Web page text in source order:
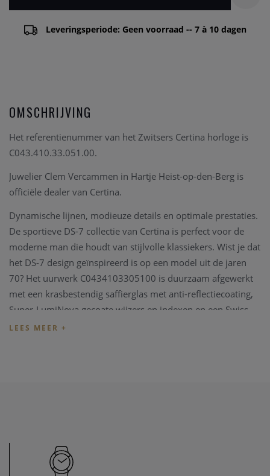
Leveringsperiode: Geen voorraad -- 7 à 10 dagen
OMSCHRIJVING
Het referentienummer van het Zwitsers Certina horloge is
C043.410.33.051.00.
Juwelier Clem Vercammen in Hartje Heist-op-den-Berg is
officiële dealer van Certina.
Dynamische lijnen, modieuze details en optimale prestaties.
De sportieve DS-7 collectie van Certina is perfect voor de
moderne man die houdt van stijlvolle klassiekers. Wist je dat
het DS-7 design geïnspireerd is op een model uit de jaren
70? Het uurwerk C0434103305100 is duurzaam afgewerkt
met een krasbestendig saffierglas met anti-reflectiecoating,
Super-LumiNova gecoate wijzers en indexen en een Swiss
Made kwartsgangwerk met End Of Life-functie.
Opmerking: ook dit Certina horloge heeft op periodieke